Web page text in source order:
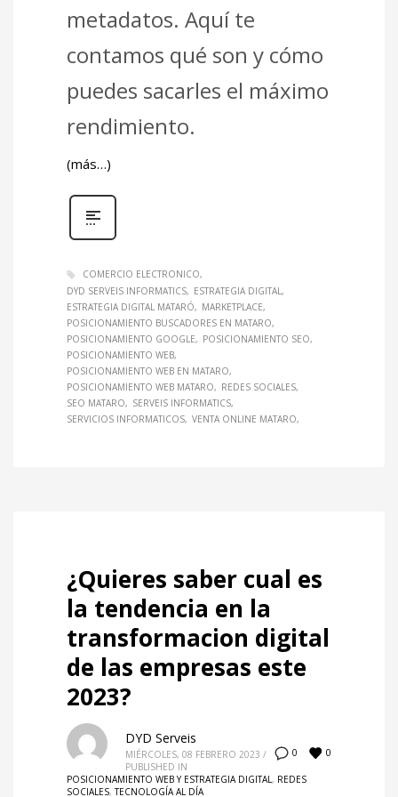
metadatos. Aquí te
contamos qué son y cómo
puedes sacarles el máximo
rendimiento.
(más…)
COMERCIO ELECTRONICO
DYD SERVEIS INFORMATICS
ESTRATEGIA DIGITAL
ESTRATEGIA DIGITAL MATARÓ
MARKETPLACE
POSICIONAMIENTO BUSCADORES EN MATARO
POSICIONAMIENTO GOOGLE
POSICIONAMIENTO SEO
POSICIONAMIENTO WEB
POSICIONAMIENTO WEB EN MATARO
POSICIONAMIENTO WEB MATARO
REDES SOCIALES
SEO MATARO
SERVEIS INFORMATICS
SERVICIOS INFORMATICOS VENTA ONLINE MATARO
¿Quieres saber cual es
la tendencia en la
transformacion digital
de las empresas este
2023?
0 0
DYD Serveis
MIÉRCOLES, 08 FEBRERO 2023 /
PUBLISHED IN
POSICIONAMIENTO WEB Y ESTRATEGIA DIGITAL, REDES
SOCIALES,TECNOLOGÍA AL DÍA